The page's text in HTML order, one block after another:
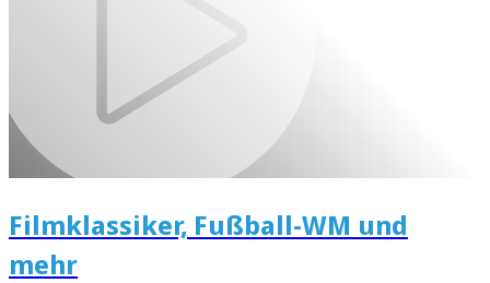
Filmklassiker, Fußball-WM und
mehr